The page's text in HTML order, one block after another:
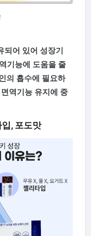
되어 있어 성장기
기능에 도움을 줄
의 흡수에 필요하
역기능 유지에 중
, 포도맛